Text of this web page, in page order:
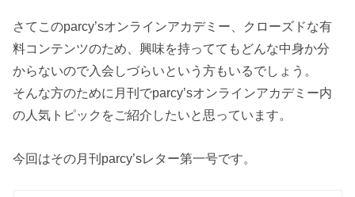
さてこのparcy’sオンラインアカデミー、クローズドな有
料コンテンツのため、興味を持っててもどんな中身か分
からないので入会しづらいという方もいるでしょう。
そんな方のために月刊でparcy’sオンラインアカデミー内
の人気トピックをご紹介したいと思っています。
今回はその月刊parcy’sレター第一号です。